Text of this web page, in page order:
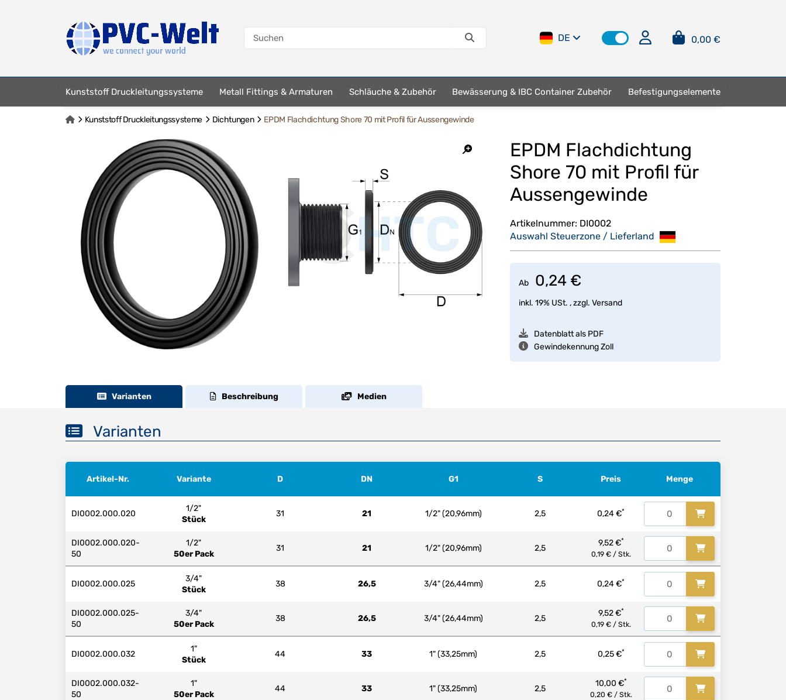
DE 0,00 €
Kunststoff Druckleitungssysteme Metall Fittings & Armaturen Schläuche & Zubehör Bewässerung & IBC Container Zubehör Befestigungselemente
Kunststoff Druckleitungssysteme Dichtungen EPDM Flachdichtung Shore 70 mit Profil für Aussengewinde
EPDM Flachdichtung
Shore 70 mit Profil für
Aussengewinde
Artikelnummer: DI0002
Auswahl Steuerzone / Lieferland
Ab 0,24 €
inkl. 19% USt. , zzgl. Versand
Datenblatt als PDF
Gewindekennung Zoll
Varianten Beschreibung Medien
Varianten
Artikel-Nr. Variante D DN G1 S Preis Menge
DI0002.000.020
1/2"
Stück
31 21 1/2" (20,96mm) 2,5 0,24 €*
DI0002.000.020-
50
1/2"
50er Pack
31 21 1/2" (20,96mm) 2,5
9,52 €*
0,19 € / Stk.
DI0002.000.025
3/4"
Stück
38 26,5 3/4" (26,44mm) 2,5 0,24 €*
DI0002.000.025-
50
3/4"
50er Pack
38 26,5 3/4" (26,44mm) 2,5
9,52 €*
0,19 € / Stk.
DI0002.000.032
1"
Stück
44 33 1" (33,25mm) 2,5 0,25 €*
DI0002.000.032-
50
1"
50er Pack
44 33 1" (33,25mm) 2,5
10,00 €*
0,20 € / Stk.